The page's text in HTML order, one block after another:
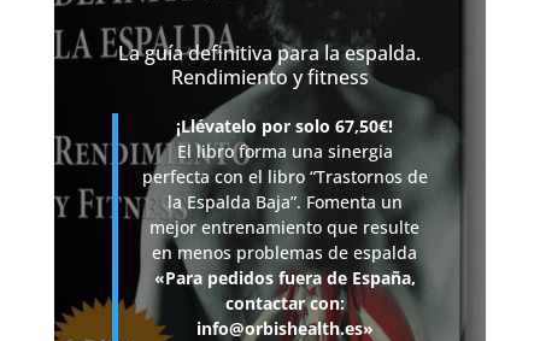
La guía definitiva para la espalda.
Rendimiento y fitness
¡Llévatelo por solo 67,50€!
El libro forma una sinergia
perfecta con el libro “Trastornos de
la Espalda Baja”. Fomenta un
mejor entrenamiento que resulte
en menos problemas de espalda
«Para pedidos fuera de España,
contactar con:
info@orbishealth.es»